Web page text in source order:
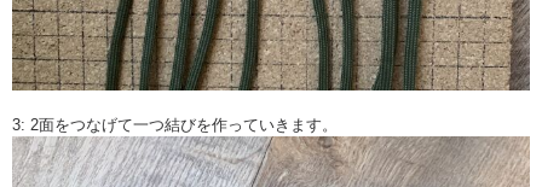
3: 2面をつなげて一つ結びを作っていきます。